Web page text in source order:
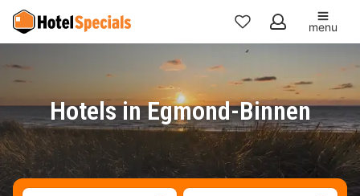
Mijn
menu
Hotels in Egmond-Binnen